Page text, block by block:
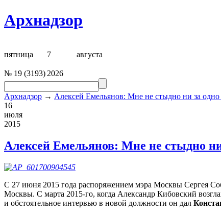
Архнадзор
пятница 7 августа
№ 19 (3193) 2026
Архнадзор → Алексей Емельянов: Мне не стыдно ни за
16
июля
2015
Алексей Емельянов: Мне не стыдно
С 27 июня 2015 года распоряжением мэра Москвы Сергея
Москвы. С марта 2015-го, когда Александр Кибовский
и обстоятельное интервью в новой должности он дал